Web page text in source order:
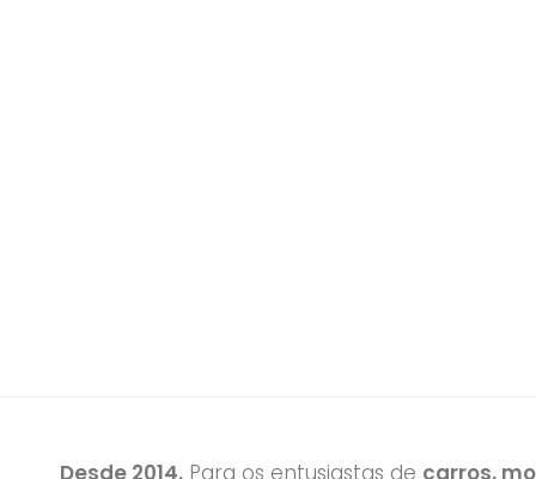
Desde 2014. Para os entusiastas de carros,